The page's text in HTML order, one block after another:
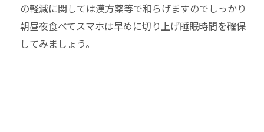
の軽減に関しては漢方薬等で和らげますのでしっかり
朝昼夜食べてスマホは早めに切り上げ睡眠時間を確保
してみましょう。